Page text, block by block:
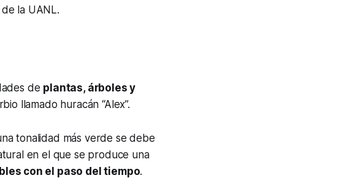
la UANL.
de plantas, árboles y
llamado huracán “Alex”.
tonalidad más verde se debe
en el que se produce una
con el paso del tiempo.